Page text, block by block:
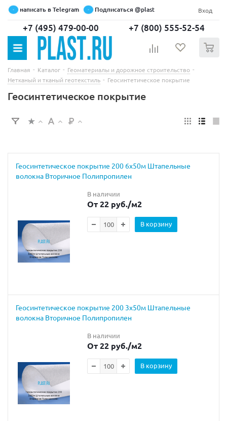
написать в Telegram Подписаться @plast Вход
+7 (495) 479-00-00 +7 (800) 555-52-54
Главная - Каталог - Геоматериалы и дорожное строительство -
Нетканый и тканый геотекстиль - Геосинтетическое покрытие
Геосинтетическое покрытие
Геосинтетическое покрытие 200 6х50м Штапельные
волокна Вторичное Полипропилен
В наличии
От 22 руб./м2
В корзину
Геосинтетическое покрытие 200 3х50м Штапельные
волокна Вторичное Полипропилен
В наличии
От 22 руб./м2
В корзину